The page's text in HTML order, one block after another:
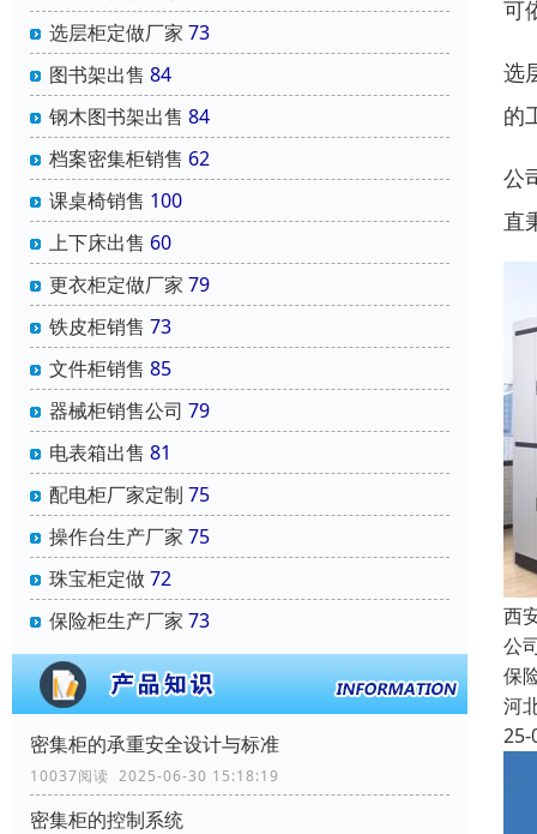
选层柜定做厂家 73
图书架出售 84
钢木图书架出售 84
档案密集柜销售 62
课桌椅销售 100
上下床出售 60
更衣柜定做厂家 79
铁皮柜销售 73
文件柜销售 85
器械柜销售公司 79
电表箱出售 81
配电柜厂家定制 75
操作台生产厂家 75
珠宝柜定做72
保险柜生产厂家 73
密集柜的承重安全设计与标准
10037阅读 2025-06-30 15:18:19
密集柜的控制系统
可
选
的
公
直
西
公
保
河
25-